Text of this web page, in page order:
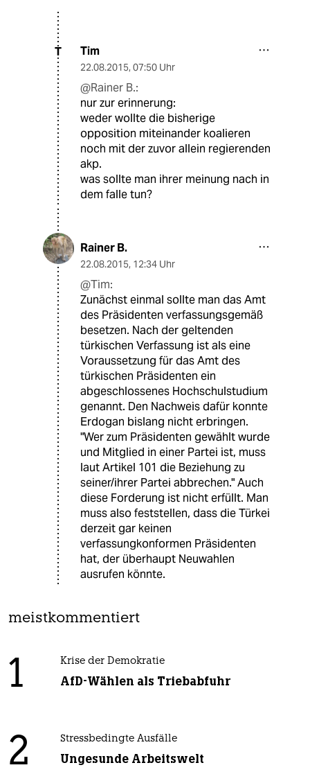
T Tim
22.08.2015, 07:50 Uhr
@Rainer B.:
nur zur erinnerung:
weder wollte die bisherige
opposition miteinander koalieren
noch mit der zuvor allein regierenden
akp.
was sollte man ihrer meinung nach in
dem falle tun?
Rainer B.
22.08.2015, 12:34 Uhr
@Tim:
Zunächst einmal sollte man das Amt
des Präsidenten verfassungsgemäß
besetzen. Nach der geltenden
türkischen Verfassung ist als eine
Voraussetzung für das Amt des
türkischen Präsidenten ein
abgeschlossenes Hochschulstudium
genannt. Den Nachweis dafür konnte
Erdogan bislang nicht erbringen.
"Wer zum Präsidenten gewählt wurde
und Mitglied in einer Partei ist, muss
laut Artikel 101 die Beziehung zu
seiner/ihrer Partei abbrechen." Auch
diese Forderung ist nicht erfüllt. Man
muss also feststellen, dass die Türkei
derzeit gar keinen
verfassungkonformen Präsidenten
hat, der überhaupt Neuwahlen
ausrufen könnte.
meistkommentiert
1 Krise der Demokratie
AfD-Wählen als Triebabfuhr
2 Stressbedingte Ausfälle
Ungesunde Arbeitswelt